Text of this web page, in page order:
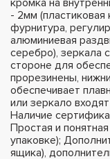
- 2мм (пластиковая
фурнитура,
алюминиевая
серебро), зеркала
стороне для
прорезинены,
обеспечивает
или зеркало
Наличие
Простая и
упаковке);
ящика),